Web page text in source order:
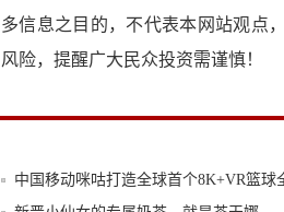
多信息之目的，不代表本网站观点
风险，提醒广大民众投资需谨慎！
中国移动咪咕打造全球首个8K+VR篮球